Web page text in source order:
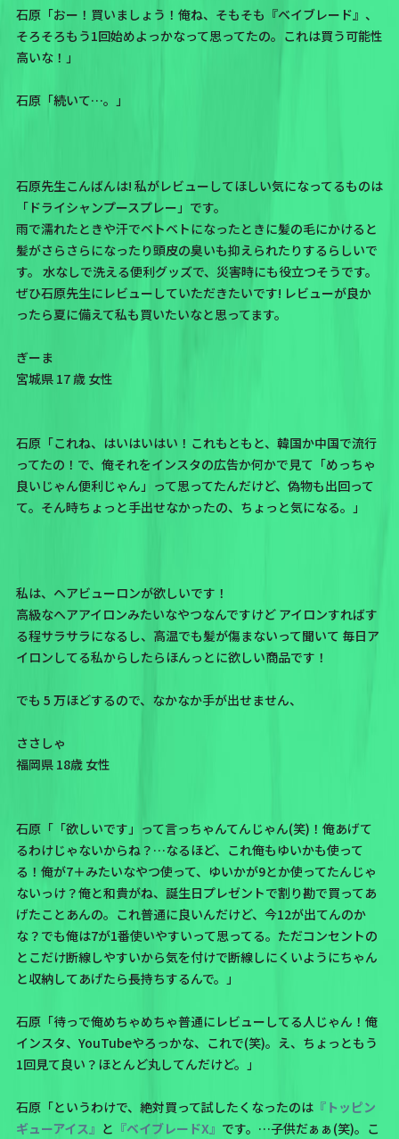
石原「おー！買いましょう！俺ね、そもそも『ベイブレード』、
そろそろもう1回始めよっかなって思ってたの。これは買う可能性
高いな！」
石原「続いて…。」
石原先生こんばんは! 私がレビューしてほしい気になってるものは
「ドライシャンプースプレー」です。
雨で濡れたときや汗でベトベトになったときに髪の毛にかけると
髪がさらさらになったり頭皮の臭いも抑えられたりするらしいで
す。 水なしで洗える便利グッズで、災害時にも役立つそうです。
ぜひ石原先生にレビューしていただきたいです! レビューが良か
ったら夏に備えて私も買いたいなと思ってます。
ぎーま
宮城県 17 歳 女性
石原「これね、はいはいはい！これもともと、韓国か中国で流行
ってたの！で、俺それをインスタの広告か何かで見て「めっちゃ
良いじゃん便利じゃん」って思ってたんだけど、偽物も出回って
て。そん時ちょっと手出せなかったの、ちょっと気になる。」
私は、ヘアビューロンが欲しいです！
高級なヘアアイロンみたいなやつなんですけど アイロンすればす
る程サラサラになるし、高温でも髪が傷まないって聞いて 毎日ア
イロンしてる私からしたらほんっとに欲しい商品です！
でも 5 万ほどするので、なかなか手が出せません、
ささしゃ
福岡県 18歳 女性
石原「「欲しいです」って言っちゃんてんじゃん(笑)！俺あげて
るわけじゃないからね？…なるほど、これ俺もゆいかも使って
る！俺が7＋みたいなやつ使って、ゆいかが9とか使ってたんじゃ
ないっけ？俺と和貴がね、誕生日プレゼントで割り勘で買ってあ
げたことあんの。これ普通に良いんだけど、今12が出てんのか
な？でも俺は7が1番使いやすいって思ってる。ただコンセントの
とこだけ断線しやすいから気を付けで断線しにくいようにちゃん
と収納してあげたら長持ちするんで。」
石原「待っで俺めちゃめちゃ普通にレビューしてる人じゃん！俺
インスタ、YouTubeやろっかな、これで(笑)。え、ちょっともう
1回見て良い？ほとんど丸してんだけど。」
石原「というわけで、絶対買って試したくなったのは『トッピン
ギューアイス』 と 『ベイブレードX』 です。…子供だぁぁ(笑)。こ